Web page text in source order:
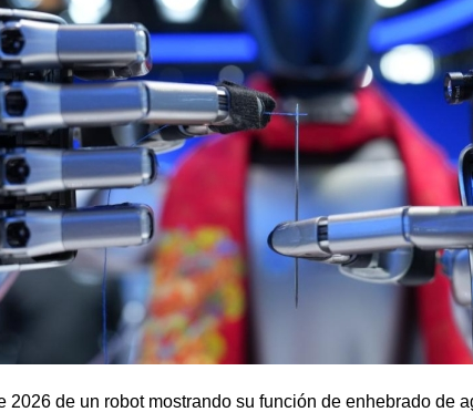
2026 de un robot mostrando su función de enhebrado de